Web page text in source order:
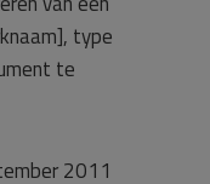
type
te
2011